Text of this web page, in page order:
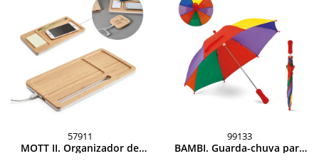
57911
MOTT II. Organizador de
99133
BAMBI. Guarda-chuva para